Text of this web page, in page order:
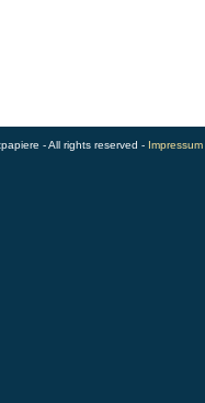
- All rights reserved - Impressum